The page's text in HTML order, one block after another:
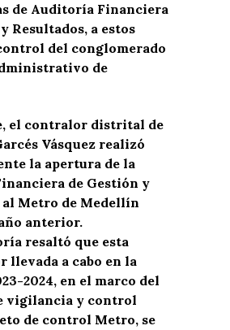
de Auditoría Financiera
Resultados, a estos
del conglomerado
de
el contralor distrital de
Vásquez realizó
la apertura de la
de Gestión y
al Metro de Medellín
anterior.
resaltó que esta
llevada a cabo en la
2024, en el marco del
vigilancia y control
de control Metro, se